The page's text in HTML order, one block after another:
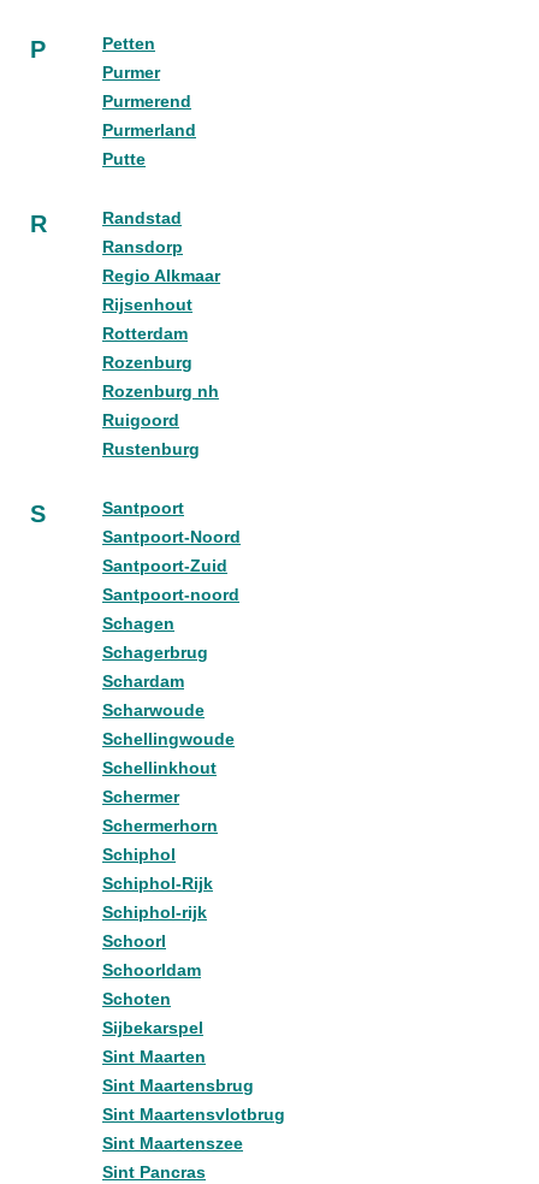
P
Petten
Purmer
Purmerend
Purmerland
Putte
R
Randstad
Ransdorp
Regio Alkmaar
Rijsenhout
Rotterdam
Rozenburg
Rozenburg nh
Ruigoord
Rustenburg
S
Santpoort
Santpoort-Noord
Santpoort-Zuid
Santpoort-noord
Schagen
Schagerbrug
Schardam
Scharwoude
Schellingwoude
Schellinkhout
Schermer
Schermerhorn
Schiphol
Schiphol-Rijk
Schiphol-rijk
Schoorl
Schoorldam
Schoten
Sijbekarspel
Sint Maarten
Sint Maartensbrug
Sint Maartensvlotbrug
Sint Maartenszee
Sint Pancras